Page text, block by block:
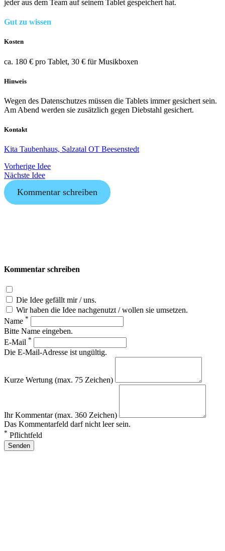
jeder aus dem Team auf seinem Tablet gespeichert hat.
Gut zu wissen
Kosten
ca. 180 € pro Tablet, 30 € für Musikboxen
Hinweis
Wegen des Datenschutzes müssen die Tablets immer gesichert sein.
Am Abend werden sie zusätzlich gegen Diebstahl gesichert.
Kontakt
Kita Taubenhaus, Salzatal OT Beesenstedt
Vorherige Idee
Nächste Idee
Kommentar schreiben
Kommentar schreiben
Die Idee gefällt mir / uns.
Wir haben die Idee nachgenutzt / wollen sie umsetzen.
Name *
Bitte Name eingeben.
E-Mail *
Die E-Mail-Adresse ist ungültig.
Kurze Wertung (max. 75 Zeichen)
Ihr Kommentar (max. 360 Zeichen)
Das Kommentarfeld darf nicht leer sein.
* Pflichtfeld
Senden